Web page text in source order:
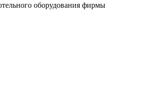
оборудования фирмы